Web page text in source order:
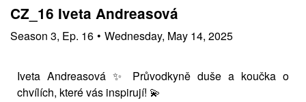
CZ_16 Iveta Andreasová
Season 3, Ep. 16 • Wednesday, May 14, 2025
Iveta Andreasová ✨ Průvodkyně duše a koučka o
chvílích, které vás inspirují! 💫